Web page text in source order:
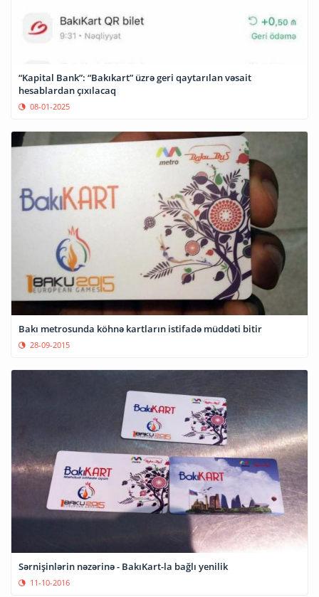
“Kapital Bank”: “Bakıkart” üzrə geri qaytarılan vəsait
hesablardan çıxılacaq
08-01-2025
Bakı metrosunda köhnə kartların istifadə müddəti bitir
28-09-2015
Sərnişinlərin nəzərinə - BakıKart-la bağlı yenilik
11-10-2016